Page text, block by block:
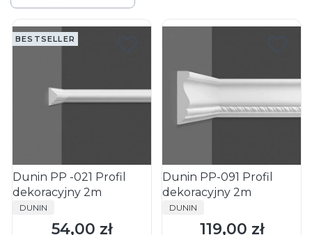
Lista produktów
BESTSELLER
Dunin PP -021 Profil
dekoracyjny 2m
PRODUCENT
DUNIN
Cena
54,00 zł
Dunin PP-091 Profil
dekoracyjny 2m
PRODUCENT
DUNIN
Cena
119,00 zł